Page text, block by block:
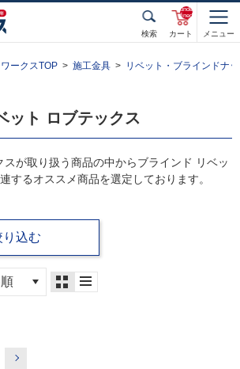
検索 カート
unde
fined
メニュー
ークスTOP 施工金具 リベット・ブラインドナ
ット ロブテックス
が取り扱う商品の中からブラインド リベッ
するオススメ商品を選定しております。
込む